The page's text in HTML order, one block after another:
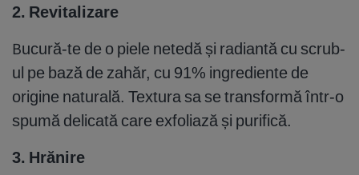
2. Revitalizare
Bucură-te de o piele netedă și radiantă cu scrub-
ul pe bază de zahăr, cu 91% ingrediente de
origine naturală. Textura sa se transformă într-o
spumă delicată care exfoliază și purifică.
3. Hrănire